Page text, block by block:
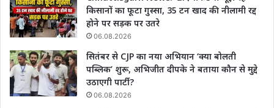
किसानों का फूटा गुस्सा, 35 टन खाद की नीलामी रद्द
होने पर सड़क पर उतरे
06.08.2026
सितंबर से CJP का नया अभियान ‘क्या बोलती
पब्लिक’ शुरू, अभिजीत दीपके ने बताया कौन से मुद्दे
उठाएगी पार्टी?
06.08.2026